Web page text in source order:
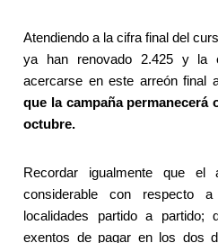
Atendiendo a la cifra final del
ya han renovado 2.425 y la
acercarse en este arreón final
que la campaña permanecerá
octubre.
Recordar igualmente que el
considerable con respecto
localidades partido a partido;
exentos de pagar en los dos